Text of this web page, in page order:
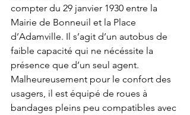
compter du 29 janvier 1930 entre la
Mairie de Bonneuil et la Place
d’Adamville. Il s’agit d’un autobus de
faible capacité qui ne nécéssite la
présence que d’un seul agent.
Malheureusement pour le confort des
usagers, il est équipé de roues à
bandages pleins peu compatibles avec